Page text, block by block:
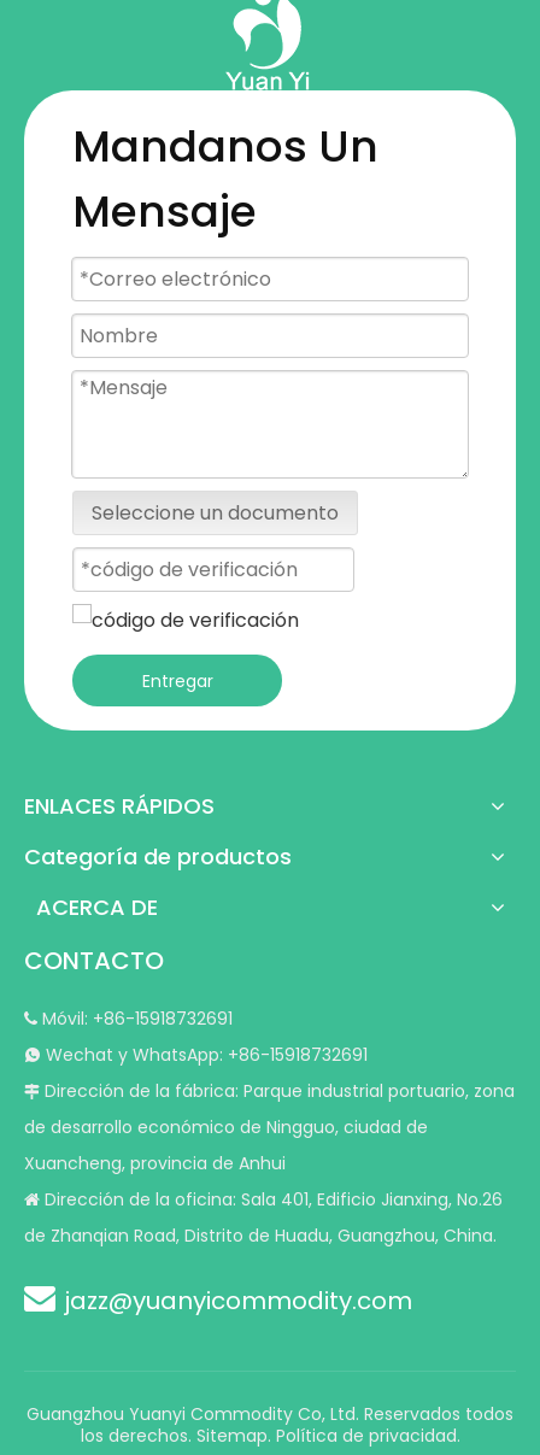
Mandanos Un
Mensaje
Seleccione un documento
Entregar
ENLACES RÁPIDOS
Categoría de productos
ACERCA DE
CONTACTO
 Móvil: +86-15918732691
 Wechat y WhatsApp: +86-15918732691
 Dirección de la fábrica: Parque industrial portuario, zona
de desarrollo económico de Ningguo, ciudad de
Xuancheng, provincia de Anhui
 Dirección de la oficina: Sala 401, Edificio Jianxing, No.26
de Zhanqian Road, Distrito de Huadu, Guangzhou, China.
 jazz@yuanyicommodity.com
Guangzhou Yuanyi Commodity Co, Ltd. Reservados todos
los derechos. Sitemap. Política de privacidad.